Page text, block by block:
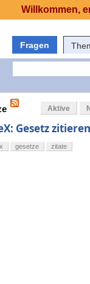
Fragen
Aktive
Gesetz zitieren
gesetze zitate
Willkommen,